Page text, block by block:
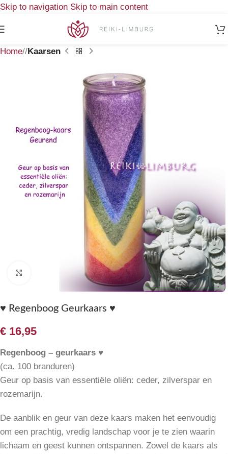
Skip to navigation Skip to main content
Home/ Kaarsen
Klik om te vergroten
♥ Regenboog Geurkaars ♥
€ 16,95
Regenboog – geurkaars ♥
(ca. 100 branduren)
Geur op basis van essentiële oliën: ceder, zilverspar en
rozemarijn.
De aanblik en geur van deze kaars maken het eenvoudig
om een prachtig, vredig landschap voor je te zien waarin
lichaam en geest kunnen ontspannen. Zowel de kaars als